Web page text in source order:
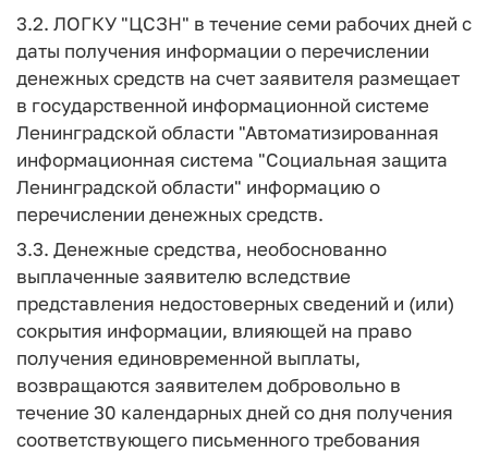
3.2. ЛОГКУ "ЦСЗН" в течение семи рабочих дней с
даты получения информации о перечислении
денежных средств на счет заявителя размещает
в государственной информационной системе
Ленинградской области "Автоматизированная
информационная система "Социальная защита
Ленинградской области" информацию о
перечислении денежных средств.
3.3. Денежные средства, необоснованно
выплаченные заявителю вследствие
представления недостоверных сведений и (или)
сокрытия информации, влияющей на право
получения единовременной выплаты,
возвращаются заявителем добровольно в
течение 30 календарных дней со дня получения
соответствующего письменного требования